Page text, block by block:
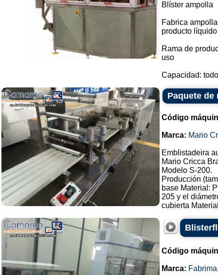
Blíster ampolla
Fabrica
producto
Rama de
uso
Capacidad:
Paquete de
Código
Marca: Mario
Emblistadeira
Mario Cricca
Modelo S-200.
Producción
base Material:
205 y el
cubierta
Código
Marca: Fabrima